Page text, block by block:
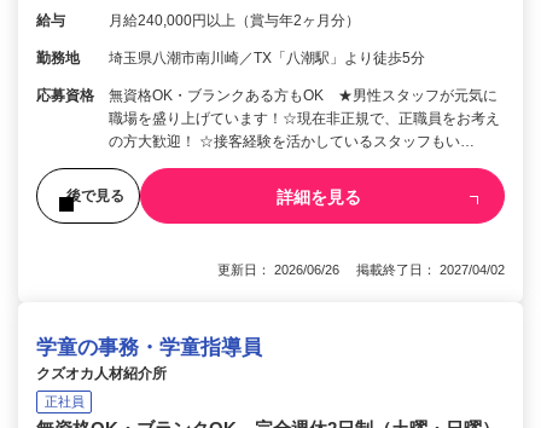
給与 月給240,000円以上（賞与年2ヶ月分）
勤務地 埼玉県八潮市南川崎／TX「八潮駅」より徒歩5分
応募資格
無資格OK・ブランクある方もOK ★男性スタッフが元気に
職場を盛り上げています！☆現在非正規で、正職員をお考え
の方大歓迎！ ☆接客経験を活かしているスタッフもい…
後で見る 詳細を見る
更新日： 2026/06/26 掲載終了日： 2027/04/02
学童の事務・学童指導員
クズオカ人材紹介所
正社員